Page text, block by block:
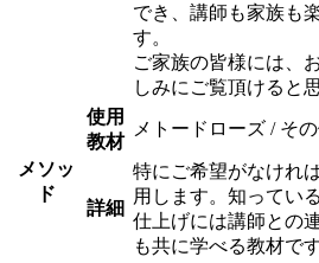
でき、講師も家族も
す。
ご家族の皆様には、
しみにご覧頂けると
メソッ
ド
使用
教材
メトードローズ / そ
詳細
特にご希望がなけれ
用します。知ってい
仕上げには講師との
も共に学べる教材です